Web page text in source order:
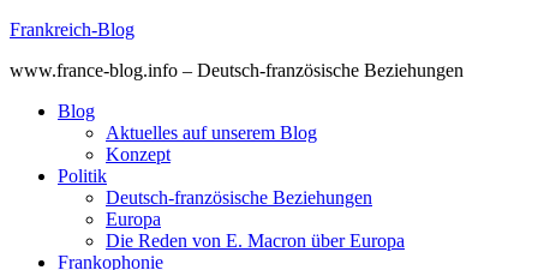
Skip
content
Frankreich-Blog
www.france-blog.info – Deutsch-französische Beziehungen
Blog
Aktuelles auf unserem Blog
Konzept
Politik
Deutsch-französische Beziehungen
Europa
Die Reden von E. Macron über Europa
Frankophonie